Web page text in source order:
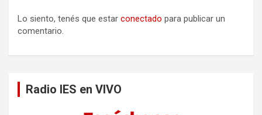
e
Lo siento, tenés que estar conectado para publicar un
comentario.
Radio IES en VIVO